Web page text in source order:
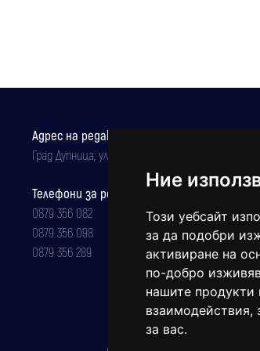
Ние
Този уебсайт
за да подобри
активиране на
по-добро
нашите продукти
взаимодействия,
за вас.
Адрес на редакцията
Град Дупница, ул.''Христо Ботев" 43
Телефони за реклама и абонаменти
0879 356 082
0879 356 098
0879 356 289